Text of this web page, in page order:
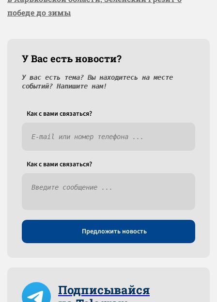
победе до зимы
У Вас есть новости?
У вас есть тема? Вы находитесь на месте
событий? Напишите нам!
Как c вами связаться?
Как c вами связаться?
Предложить новость
Подписывайся